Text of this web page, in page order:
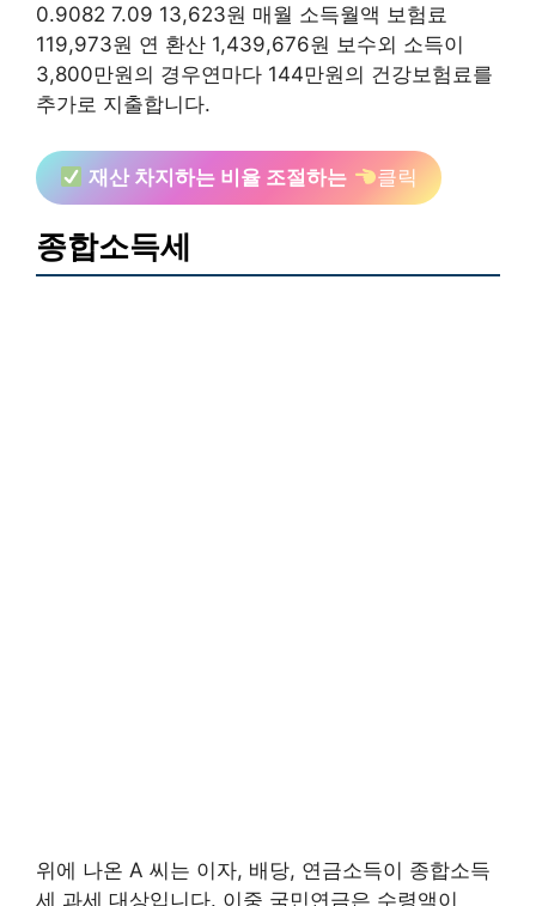
0.9082 7.09 13,623원 매월 소득월액 보험료
119,973원 연 환산 1,439,676원 보수외 소득이
3,800만원의 경우연마다 144만원의 건강보험료를
추가로 지출합니다.
재산 차지하는 비율 조절하는 클릭
종합소득세
위에 나온 A 씨는 이자, 배당, 연금소득이 종합소득
세 과세 대상입니다. 이중 국민연금은 수령액이